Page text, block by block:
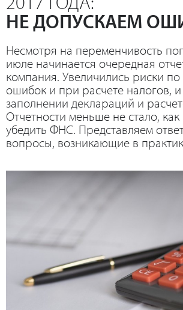
НЕ ДОПУСКАЕМ
Несмотря на переменчивость
июле начинается очередная
компания. Увеличились риски
ошибок и при расчете налогов,
заполнении деклараций и
Отчетности меньше не стало, как
убедить ФНС. Представляем
вопросы, возникающие в